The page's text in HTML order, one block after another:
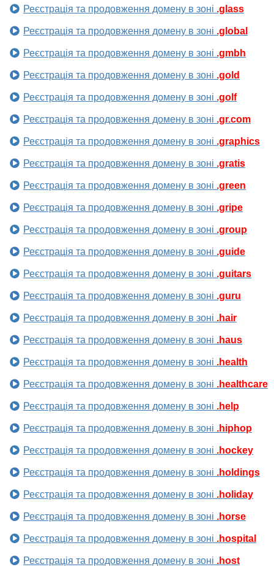
Реєстрація та продовження домену в зоні .glass
Реєстрація та продовження домену в зоні .global
Реєстрація та продовження домену в зоні .gmbh
Реєстрація та продовження домену в зоні .gold
Реєстрація та продовження домену в зоні .golf
Реєстрація та продовження домену в зоні .gr.com
Реєстрація та продовження домену в зоні .graphics
Реєстрація та продовження домену в зоні .gratis
Реєстрація та продовження домену в зоні .green
Реєстрація та продовження домену в зоні .gripe
Реєстрація та продовження домену в зоні .group
Реєстрація та продовження домену в зоні .guide
Реєстрація та продовження домену в зоні .guitars
Реєстрація та продовження домену в зоні .guru
Реєстрація та продовження домену в зоні .hair
Реєстрація та продовження домену в зоні .haus
Реєстрація та продовження домену в зоні .health
Реєстрація та продовження домену в зоні .healthcare
Реєстрація та продовження домену в зоні .help
Реєстрація та продовження домену в зоні .hiphop
Реєстрація та продовження домену в зоні .hockey
Реєстрація та продовження домену в зоні .holdings
Реєстрація та продовження домену в зоні .holiday
Реєстрація та продовження домену в зоні .horse
Реєстрація та продовження домену в зоні .hospital
Реєстрація та продовження домену в зоні .host